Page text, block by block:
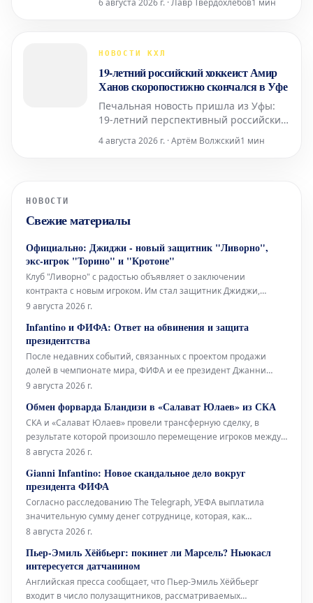
Сошниковым. Данная информация
(КХЛ).
6 августа 2026 г. · Лавр Твердохлебов1 мин
НОВОСТИ КХЛ
19-летний российский хоккеист Амир
Ханов скоропостижно скончался в Уфе
Печальная новость пришла из Уфы:
19-летний перспективный российский
хоккеист Амир Ханов ушел из жизни.
Трагический инцидент произошел во
4 августа 2026 г. · Артём Волжский1 мин
НОВОСТИ
Свежие материалы
Официально: Джиджи - новый защитник "Ливорно",
экс-игрок "Торино" и "Кротоне"
Клуб "Ливорно" с радостью объявляет о заключении
контракта с новым игроком. Им стал защитник Джиджи,
известный по выступлениям за такие команды, как "Торино" и
обороны "Ливорно". Игрок привнесет в команду свой опыт и
профессионализм,
9 августа 2026 г.
Infantino и ФИФА: Ответ на обвинения и защита
президентства
После недавних событий, связанных с проектом продажи
долей в чемпионате мира, ФИФА и ее президент Джанни
Инфантино решили дать решительный и наступательный
будут облегчать процесс для каких-либо потенциальных
оппонентов на предстоящ
9 августа 2026 г.
Обмен форварда Бландизи в «Салават Юлаев» из СКА
СКА и «Салават Юлаев» провели трансферную сделку, в
результате которой произошло перемещение игроков между
командами. Уфимский клуб получил нападающего Джозефа
спортивные права на голкипера Даниила Тарасова. 32-летний
Бландизи выступал за
8 августа 2026 г.
Gianni Infantino: Новое скандальное дело вокруг
президента ФИФА
Согласно расследованию The Telegraph, УЕФА выплатила
значительную сумму денег сотруднице, которая, как
предполагается, имела отношения с Джанни Инфантино,
генерального секретаря европейской организации. Это новое
дело, которо
8 августа 2026 г.
Пьер-Эмиль Хёйбьерг: покинет ли Марсель? Ньюкасл
интересуется датчанином
Английская пресса сообщает, что Пьер-Эмиль Хёйбьерг
входит в число полузащитников, рассматриваемых